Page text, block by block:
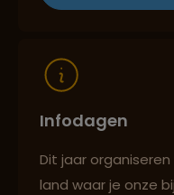
Infodagen
Dit jaar
land waar je onze